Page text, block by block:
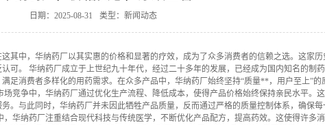
日期：2025-08-31 类型： 新闻动态
其中，华纳药厂以其实惠的价格和显著的疗效，成为了众多消费者的信赖之选。这家
可。 华纳药厂成立于上世纪九十年代，经过二十多年的发展，已经成为国内知名的制
足消费者多样化的用药需求。在众多产品中，华纳药厂始终坚持“质量**，用户至上”的
竞争中，华纳药厂通过优化生产流程、降低成本，使得产品价格始终保持亲民水平。
。与此同时，华纳药厂并未因此牺牲产品质量，反而通过严格的质量控制体系，确保
华纳药厂注重结合现代科技与传统医学，不断优化产品配方，提高药效。这使得许多消